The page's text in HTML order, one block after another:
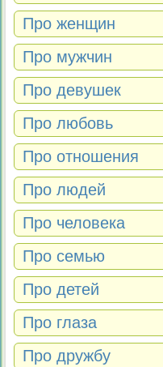
Про женщин
Про мужчин
Про девушек
Про любовь
Про отношения
Про людей
Про человека
Про семью
Про детей
Про глаза
Про дружбу